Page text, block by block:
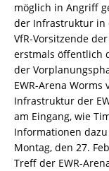
möglich in Angriff
der Infrastruktur in
VfR-Vorsitzende
erstmals öffentlich
der
EWR-Arena
Infrastruktur der
am Eingang, wie
Informationen
Montag, den 27.
Treff der EWR-